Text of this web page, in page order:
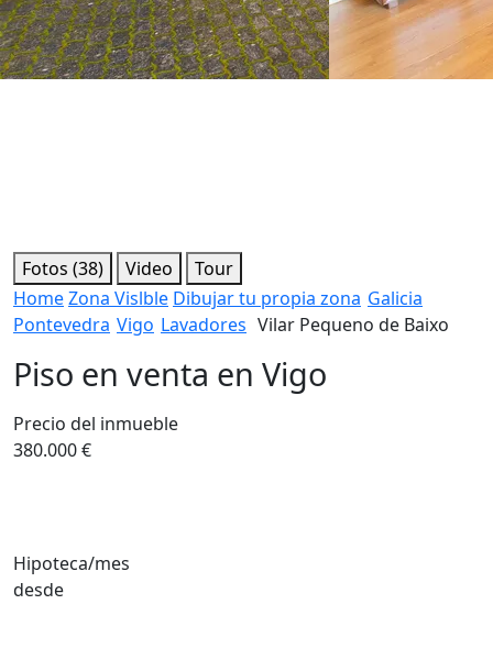
Fotos (38) Video
Tour
HomeZona Vislble Dibujar tu propia zona Galicia
Pontevedra Vigo Lavadores Vilar Pequeno de Baixo
Piso en venta en Vigo
Precio del inmueble
380.000 €
Hipoteca/mes
desde